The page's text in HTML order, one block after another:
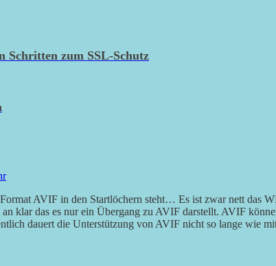
Schritten zum SSL-Schutz
AVIF in den Startlöchern steht… Es ist zwar nett das
klar das es nur ein Übergang zu AVIF darstellt. AVIF
dauert die Unterstützung von AVIF nicht so lange wie